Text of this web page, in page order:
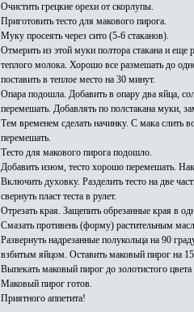
Очистить грецкие орехи от скорлупы.
Приготовить тесто для макового пирога.
Муку просеять через сито (5-6 стаканов).
Отмерить из этой муки полтора стакана и
теплого молока. Хорошо все размешать до
поставить в теплое место на 30 минут.
Опара подошла. Добавить в опару два яйца,
перемешать. Добавлять по полстакана муки,
Тем временем сделать начинку. С мака слить
перемешать.
Тесто для макового пирога подошло.
Добавить изюм, тесто хорошо перемешать.
Включить духовку. Разделить тесто на две
свернуть пласт теста в рулет.
Отрезать края. Защепить обрезанные края в
Смазать противень (форму) растительным
Развернуть надрезанные полукольца на 90
взбитым яйцом. Оставить маковый пирог на
Выпекать маковый пирог до золотистого
Маковый пирог готов.
Приятного аппетита!